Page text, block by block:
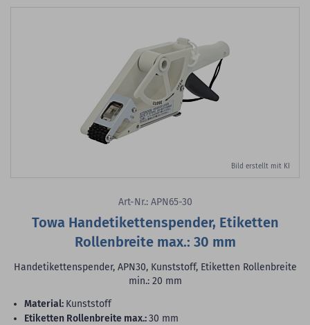
Bild erstellt mit KI
Art-Nr.: APN65-30
Towa Handetikettenspender, Etiketten
Rollenbreite max.: 30 mm
Handetikettenspender, APN30, Kunststoff, Etiketten Rollenbreite
min.: 20 mm
Material: Kunststoff
Etiketten Rollenbreite max.:30 mm